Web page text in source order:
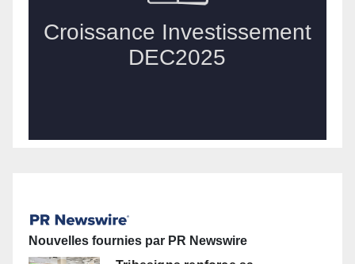
Nouvelles fournies par PR Newswire